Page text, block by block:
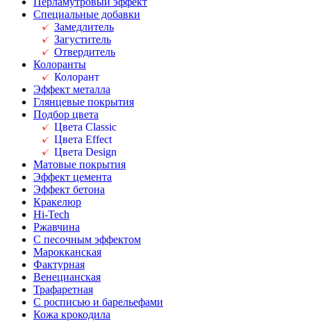
Специальные добавки
Замедлитель
Загуститель
Отвердитель
Колоранты
Колорант
Эффект металла
Глянцевые покрытия
Подбор цвета
Цвета Classic
Цвета Effect
Цвета Design
Матовые покрытия
Эффект цемента
Эффект бетона
Кракелюр
Hi-Tech
Ржавчина
С песочным эффектом
Марокканская
Фактурная
Венецианская
Трафаретная
С росписью и барельефами
Кожа крокодила